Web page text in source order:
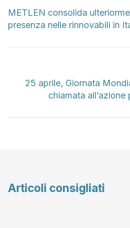
METLEN consolida
presenza nelle rinnovabili in
25 aprile, Giornata
chiamata
Articoli consigliati